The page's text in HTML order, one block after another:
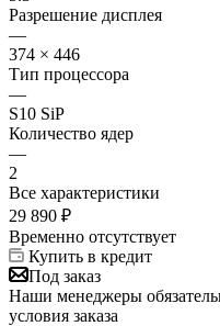
Разрешение дисплея
—
374 × 446
Тип процессора
—
S10 SiP
Количество ядер
—
2
Все характеристики
29 890 ₽
Временно отсутствует
Купить в кредит
Под заказ
Наши менеджеры
условия заказа